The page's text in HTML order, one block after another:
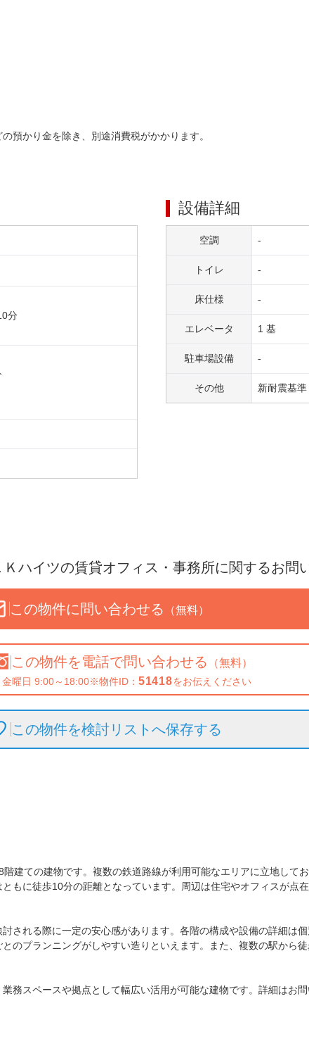
預かり金を除き、別途消費税がかかります。
分
設備詳細
空調 -
トイレ -
床仕様 -
エレベータ 1 基
駐車場設備 -
その他 新耐震基準
ハイツの賃貸オフィス・事務所に関するお問
この物件に問い合わせる （無料）
この物件を電話で問い合わせる （無料）
金曜日 9:00～18:00※物件ID： 51418をお伝えください
この物件を検討リストへ保存する
建ての建物です。複数の鉄道路線が利用可能なエリアに立地して
もに徒歩10分の距離となっています。周辺は住宅やオフィスが点
される際に一定の安心感があります。各階の構成や設備の詳細は
のプランニングがしやすい造りといえます。また、複数の駅から
務スペースや拠点として幅広い活用が可能な建物です。詳細はお